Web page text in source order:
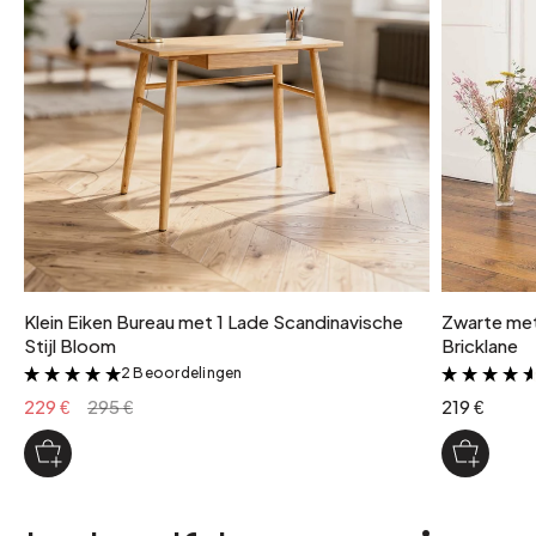
1
pakketgewicht
6 kg
Klein Eiken Bureau met 1 Lade Scandinavische
Stijl Bloom
&
2 Beoordelingen
229 € 295 €
Zwarte
Bricklane
219 €